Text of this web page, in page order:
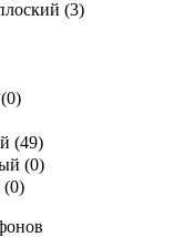
(3)
0)
(49)
(0)
(0)